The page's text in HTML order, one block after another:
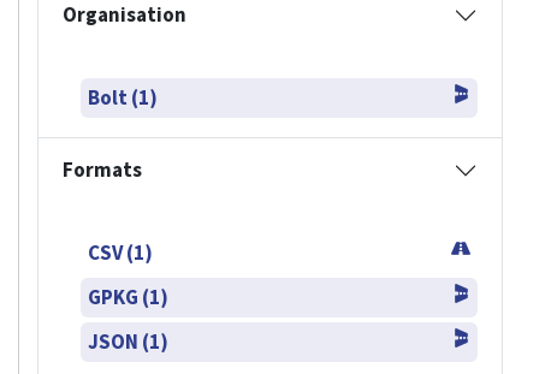
Organisation
Bolt (1)
Formats
CSV (1)
GPKG (1)
JSON (1)